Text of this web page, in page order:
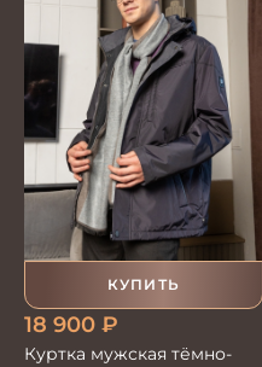
КУПИТЬ
18 900 ₽
Куртка мужская тёмно-